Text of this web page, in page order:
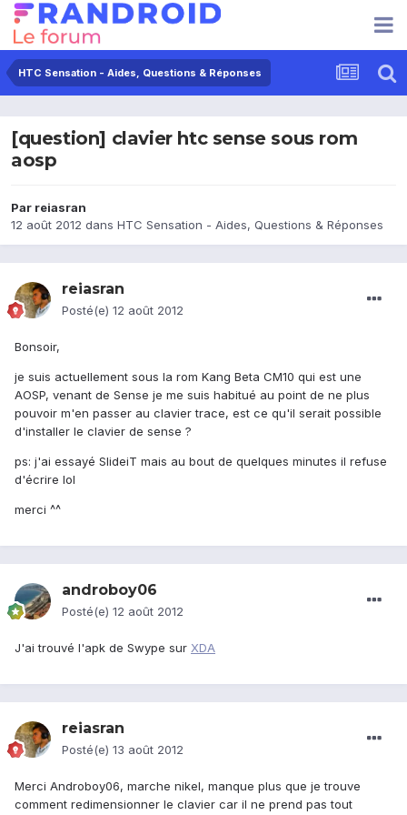
HTC Sensation - Aides, Questions & Réponses
[question] clavier htc sense sous rom
aosp
Par reiasran
12 août 2012 dans HTC Sensation - Aides, Questions & Réponses
reiasran
Posté(e) 12 août 2012
Bonsoir,
je suis actuellement sous la rom Kang Beta CM10 qui est une
AOSP, venant de Sense je me suis habitué au point de ne plus
pouvoir m'en passer au clavier trace, est ce qu'il serait possible
d'installer le clavier de sense ?
ps: j'ai essayé SlideiT mais au bout de quelques minutes il refuse
d'écrire lol
merci ^^
androboy06
Posté(e) 12 août 2012
J'ai trouvé l'apk de Swype sur XDA
reiasran
Posté(e) 13 août 2012
Merci Androboy06, marche nikel, manque plus que je trouve
comment redimensionner le clavier car il ne prend pas tout